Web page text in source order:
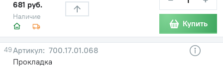
Наличие
681 руб.
Купить
49
700.17.01.068
Прокладка